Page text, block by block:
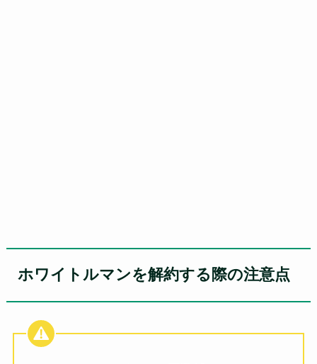
ホワイトルマンを解約する際の注意点